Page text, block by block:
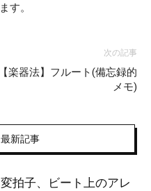
す。
次の記事
【楽器法】フルート(備忘録的
メモ)
最新記事
拍子、ビート上のアレ